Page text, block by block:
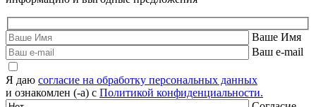
Ваше Имя
Ваш e-mail
Я даю согласие на обработку персональных данных
и ознакомлен (-а) с Политикой конфиденциальности.